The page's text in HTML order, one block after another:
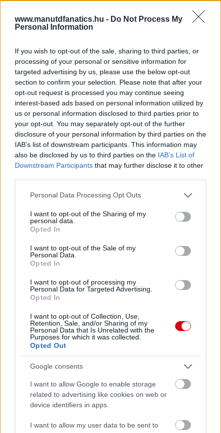
www.manutdfanatics.hu - Do Not Process My
Personal Information
If you wish to opt-out of the sale, sharing to third parties, or
processing of your personal or sensitive information for
targeted advertising by us, please use the below opt-out
section to confirm your selection. Please note that after your
opt-out request is processed you may continue seeing
interest-based ads based on personal information utilized by
us or personal information disclosed to third parties prior to
your opt-out. You may separately opt-out of the further
disclosure of your personal information by third parties on the
IAB’s list of downstream participants. This information may
also be disclosed by us to third parties on the IAB’s List of
Downstream Participants that may further disclose it to other
Please note that this website/app uses one or more Google
not limited to your visit or usage behaviour. You may click to
grant or deny consent to Google and its third-party tags to
use your data for below specified purposes in below Google
consent section.
Personal Data Processing Opt Outs
I want to opt-out of the Sharing of my
personal data.
Opted In
I want to opt-out of the Sale of my
Personal Data.
Opted In
I want to opt-out of processing my
Personal Data for Targeted Advertising.
Opted In
I want to opt-out of Collection, Use,
Retention, Sale, and/or Sharing of my
Personal Data that Is Unrelated with the
Purposes for which it was collected.
Opted Out
Google consents
I want to allow Google to enable storage
related to advertising like cookies on web or
device identifiers in apps.
I want to allow my user data to be sent to
Meccs Center
Paris Saint-Germain
Manchester United
Felkészülési szezon 4. mérkőzés
2026-08-08 17:00
Leeds UnitedvsManchester United2026-08-12 20:30
AC MilanvsManchester United
ELŐZŐ MÉRKŐZÉSEK
Támogatás